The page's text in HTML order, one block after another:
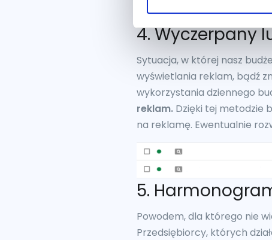
4. Wyczerpany
Sytuacja, w której nasz
wyświetlania reklam, bądź
wykorzystania dziennego
reklam. Dzięki tej metodzie
na reklamę. Ewentualnie
5.
Powodem, dla którego nie
Przedsiębiorcy, których